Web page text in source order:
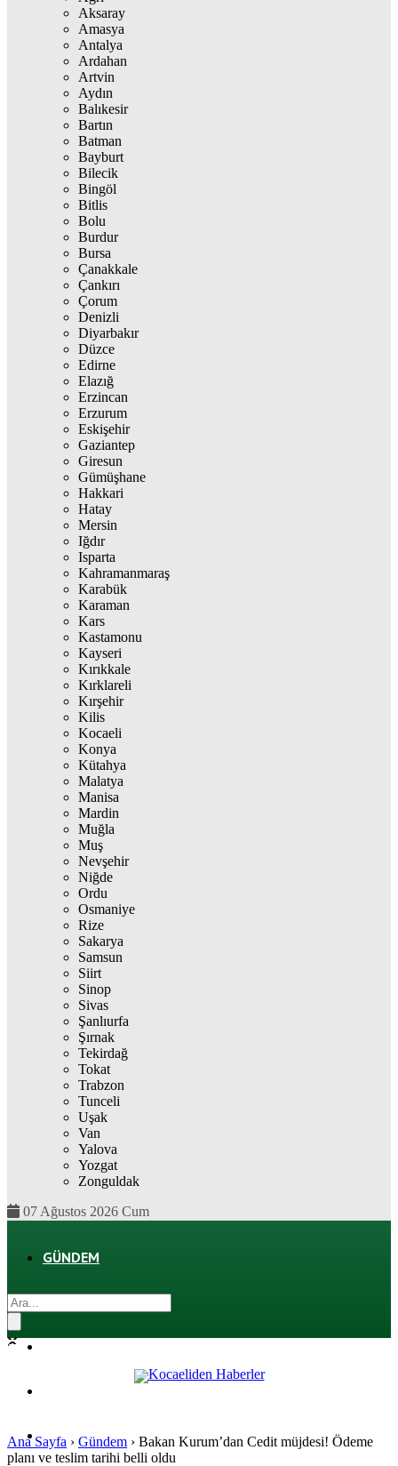
Aksaray
Amasya
Antalya
Ardahan
Artvin
Aydın
Balıkesir
Bartın
Batman
Bayburt
Bilecik
Bingöl
Bitlis
Bolu
Burdur
Bursa
Çanakkale
Çankırı
Çorum
Denizli
Diyarbakır
Düzce
Edirne
Elazığ
Erzincan
Erzurum
Eskişehir
Gaziantep
Giresun
Gümüşhane
Hakkari
Hatay
Mersin
Iğdır
Isparta
Kahramanmaraş
Karabük
Karaman
Kars
Kastamonu
Kayseri
Kırıkkale
Kırklareli
Kırşehir
Kilis
Kocaeli
Konya
Kütahya
Malatya
Manisa
Mardin
Muğla
Muş
Nevşehir
Niğde
Ordu
Osmaniye
Rize
Sakarya
Samsun
Siirt
Sinop
Sivas
Şanlıurfa
Şırnak
Tekirdağ
Tokat
Trabzon
Tunceli
Uşak
Van
Yalova
Yozgat
Zonguldak
07 Ağustos 2026 Cum
GÜNDEM
SPOR
Ana Sayfa › Gündem › Bakan Kurum’dan Cedit müjdesi! Ödeme
planı ve teslim tarihi belli oldu